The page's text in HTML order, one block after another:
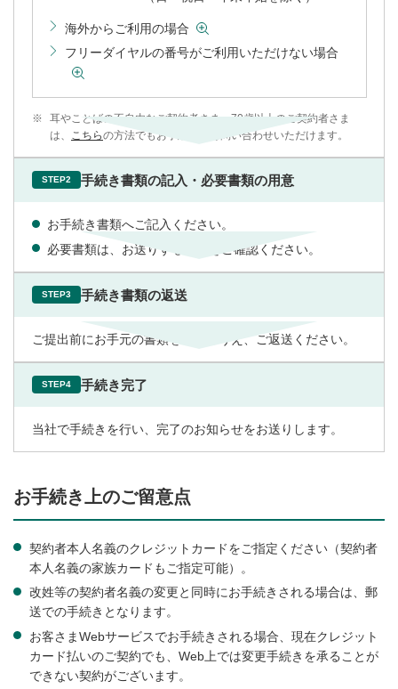
海外からご利用の場合
フリーダイヤルの番号がご利用いただけない場合
※
耳やことばの不自由なご契約者さま、70歳以上のご契約者さま
は、 こちらの方法でもお手続き・お問い合わせいただけます。
STEP2 手続き書類の記入・必要書類の用意
お手続き書類へご記入ください。
必要書類は、お送りする書類をご確認ください。
STEP3 手続き書類の返送
ご提出前にお手元の書類を確認のうえ、ご返送ください。
STEP4 手続き完了
当社で手続きを行い、完了のお知らせをお送りします。
お手続き上のご留意点
契約者本人名義のクレジットカードをご指定ください（契約者
本人名義の家族カードもご指定可能）。
改姓等の契約者名義の変更と同時にお手続きされる場合は、郵
送での手続きとなります。
お客さまWebサービスでお手続きされる場合、現在クレジット
カード払いのご契約でも、Web上では変更手続きを承ることが
できない契約がございます。